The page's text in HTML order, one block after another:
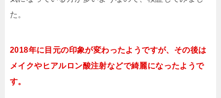
た。
2018年に目元の印象が変わったようですが、その後は
メイクやヒアルロン酸注射などで綺麗になったようで
す。